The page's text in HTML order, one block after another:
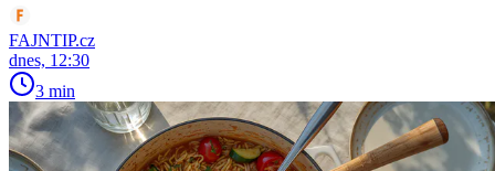
FAJNTIP.cz
dnes, 12:30
3 min